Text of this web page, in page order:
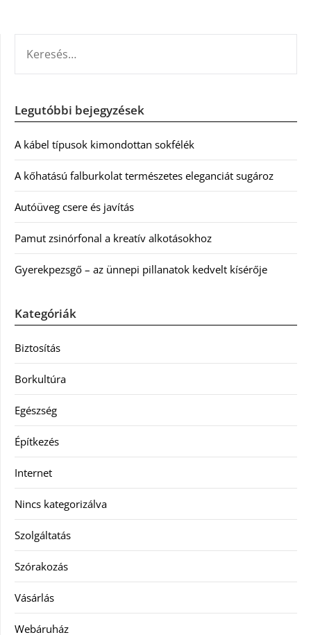
Legutóbbi bejegyzések
A kábel típusok kimondottan sokfélék
A kőhatású falburkolat természetes eleganciát sugároz
Autóüveg csere és javítás
Pamut zsinórfonal a kreatív alkotásokhoz
Gyerekpezsgő – az ünnepi pillanatok kedvelt kísérője
Kategóriák
Biztosítás
Borkultúra
Egészség
Építkezés
Internet
Nincs kategorizálva
Szolgáltatás
Szórakozás
Vásárlás
Webáruház